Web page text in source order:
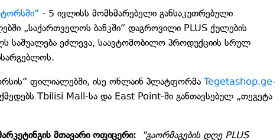
- 5 ივლისს მომხმარებელი განსაკუთრებული
„საქართველოს ბანკში“ დაგროვილი PLUS ქულების
საშუალება ეძლევა, საავტომობილო პროდუქციის სრულ
ფილიალებში, ისე ონლაინ პლატფორმა Tegetashop.ge-
Tbilisi Mall-სა და East Point-ში განთავსებულ „თეგეტა
მთავარი ოფიცერი:
"გაორმაგების დღე PLUS